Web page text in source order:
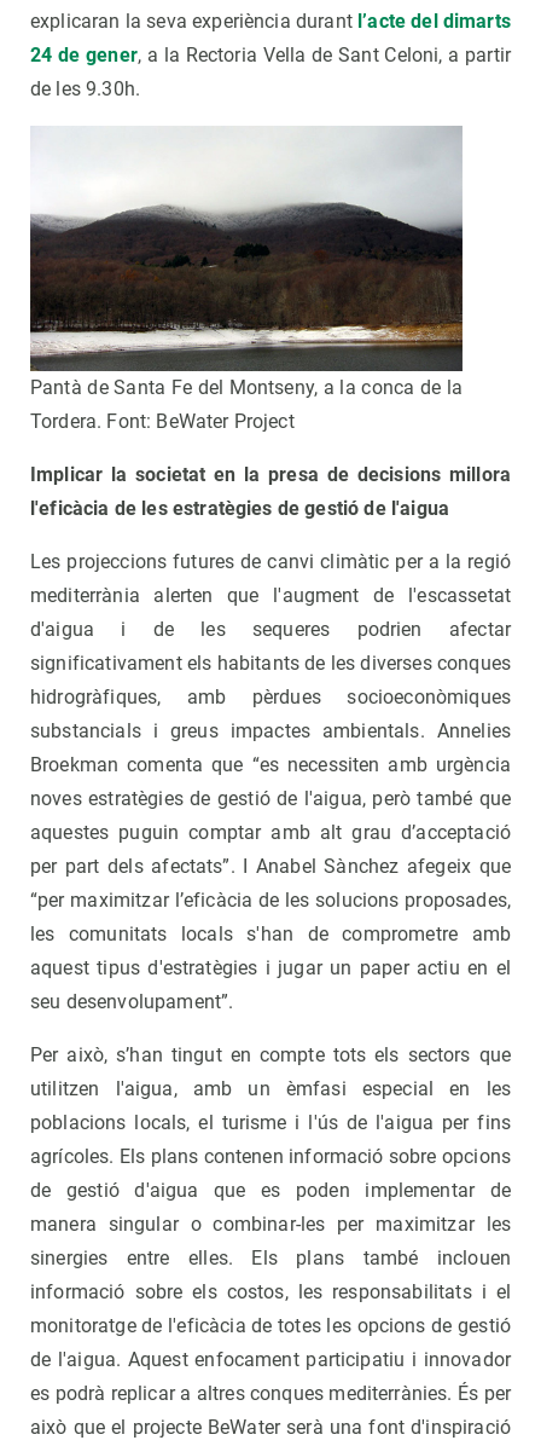
explicaran la seva experiència durant l’acte del dimarts
24 de gener, a la Rectoria Vella de Sant Celoni, a partir
de les 9.30h.
Pantà de Santa Fe del Montseny, a la conca de la
Tordera. Font: BeWater Project
Implicar la societat en la presa de decisions millora
l'eficàcia de les estratègies de gestió de l'aigua
Les projeccions futures de canvi climàtic per a la regió
mediterrània alerten que l'augment de l'escassetat
d'aigua i de les sequeres podrien afectar
significativament els habitants de les diverses conques
hidrogràfiques, amb pèrdues socioeconòmiques
substancials i greus impactes ambientals. Annelies
Broekman comenta que “es necessiten amb urgència
noves estratègies de gestió de l'aigua, però també que
aquestes puguin comptar amb alt grau d’acceptació
per part dels afectats”. I Anabel Sànchez afegeix que
“per maximitzar l’eficàcia de les solucions proposades,
les comunitats locals s'han de comprometre amb
aquest tipus d'estratègies i jugar un paper actiu en el
seu desenvolupament”.
Per això, s’han tingut en compte tots els sectors que
utilitzen l'aigua, amb un èmfasi especial en les
poblacions locals, el turisme i l'ús de l'aigua per fins
agrícoles. Els plans contenen informació sobre opcions
de gestió d'aigua que es poden implementar de
manera singular o combinar-les per maximitzar les
sinergies entre elles. Els plans també inclouen
informació sobre els costos, les responsabilitats i el
monitoratge de l'eficàcia de totes les opcions de gestió
de l'aigua. Aquest enfocament participatiu i innovador
es podrà replicar a altres conques mediterrànies. És per
això que el projecte BeWater serà una font d'inspiració